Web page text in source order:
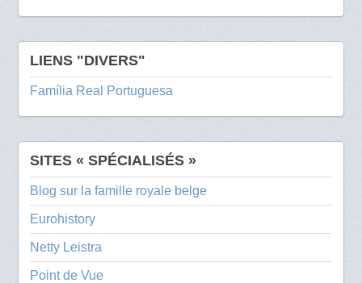
LIENS "DIVERS"
Família Real Portuguesa
SITES « SPÉCIALISÉS »
Blog sur la famille royale belge
Eurohistory
Netty Leistra
Point de Vue